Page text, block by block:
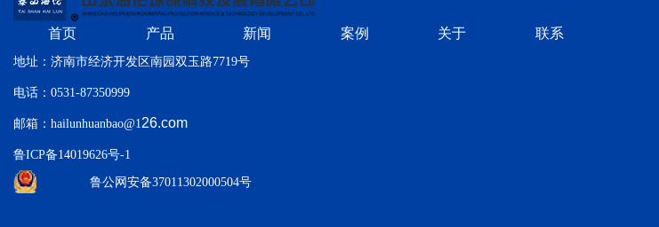
首页 产品 新闻 案例 关于 联系
地址：济南市经济开发区南园双玉路7719号
电话：0531-87350999
邮箱：hailunhuanbao@126.com
鲁ICP备14019626号-1
鲁公网安备37011302000504号